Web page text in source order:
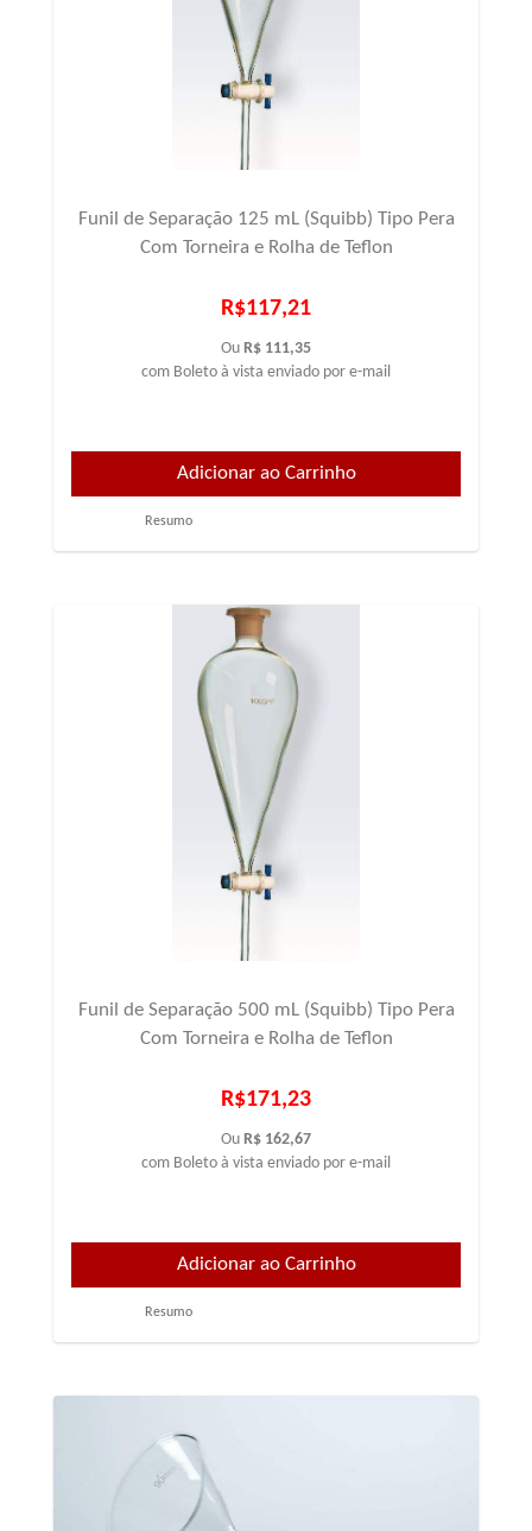
Funil de Separação 125 mL (Squibb) Tipo Pera
Com Torneira e Rolha de Teflon
R$117,21
Ou R$ 111,35
com Boleto à vista enviado por e-mail
Resumo
Funil de Separação 500 mL (Squibb) Tipo Pera
Com Torneira e Rolha de Teflon
R$171,23
Ou R$ 162,67
com Boleto à vista enviado por e-mail
Resumo